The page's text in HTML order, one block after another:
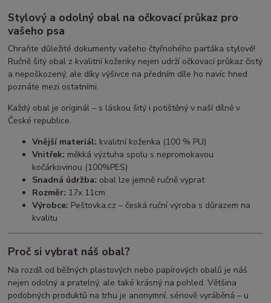
Stylový a odolný obal na očkovací průkaz pro
vašeho psa
Chraňte důležité dokumenty vašeho čtyřnohého parťáka stylově!
Ručně šitý obal z kvalitní koženky nejen udrží očkovací průkaz čistý
a nepoškozený, ale díky výšivce na předním díle ho navíc hned
poznáte mezi ostatními.
Každý obal je originál – s láskou šitý i potištěný v naší dílně v
České republice.
Vnější materiál: kvalitní koženka (100 % PU)
Vnitřek: měkká výztuha spolu s nepromokavou
kočárkovinou (100%PES)
Snadná údržba: obal lze jemně ručně vyprat
Rozměr: 17x 11cm
Výrobce: Peštovka.cz – česká ruční výroba s důrazem na
kvalitu
Proč si vybrat náš obal?
Na rozdíl od běžných plastových nebo papírových obalů je náš
nejen odolný a pratelný, ale také krásný na pohled. Většina
podobných produktů na trhu je anonymní, sériově vyráběná – u